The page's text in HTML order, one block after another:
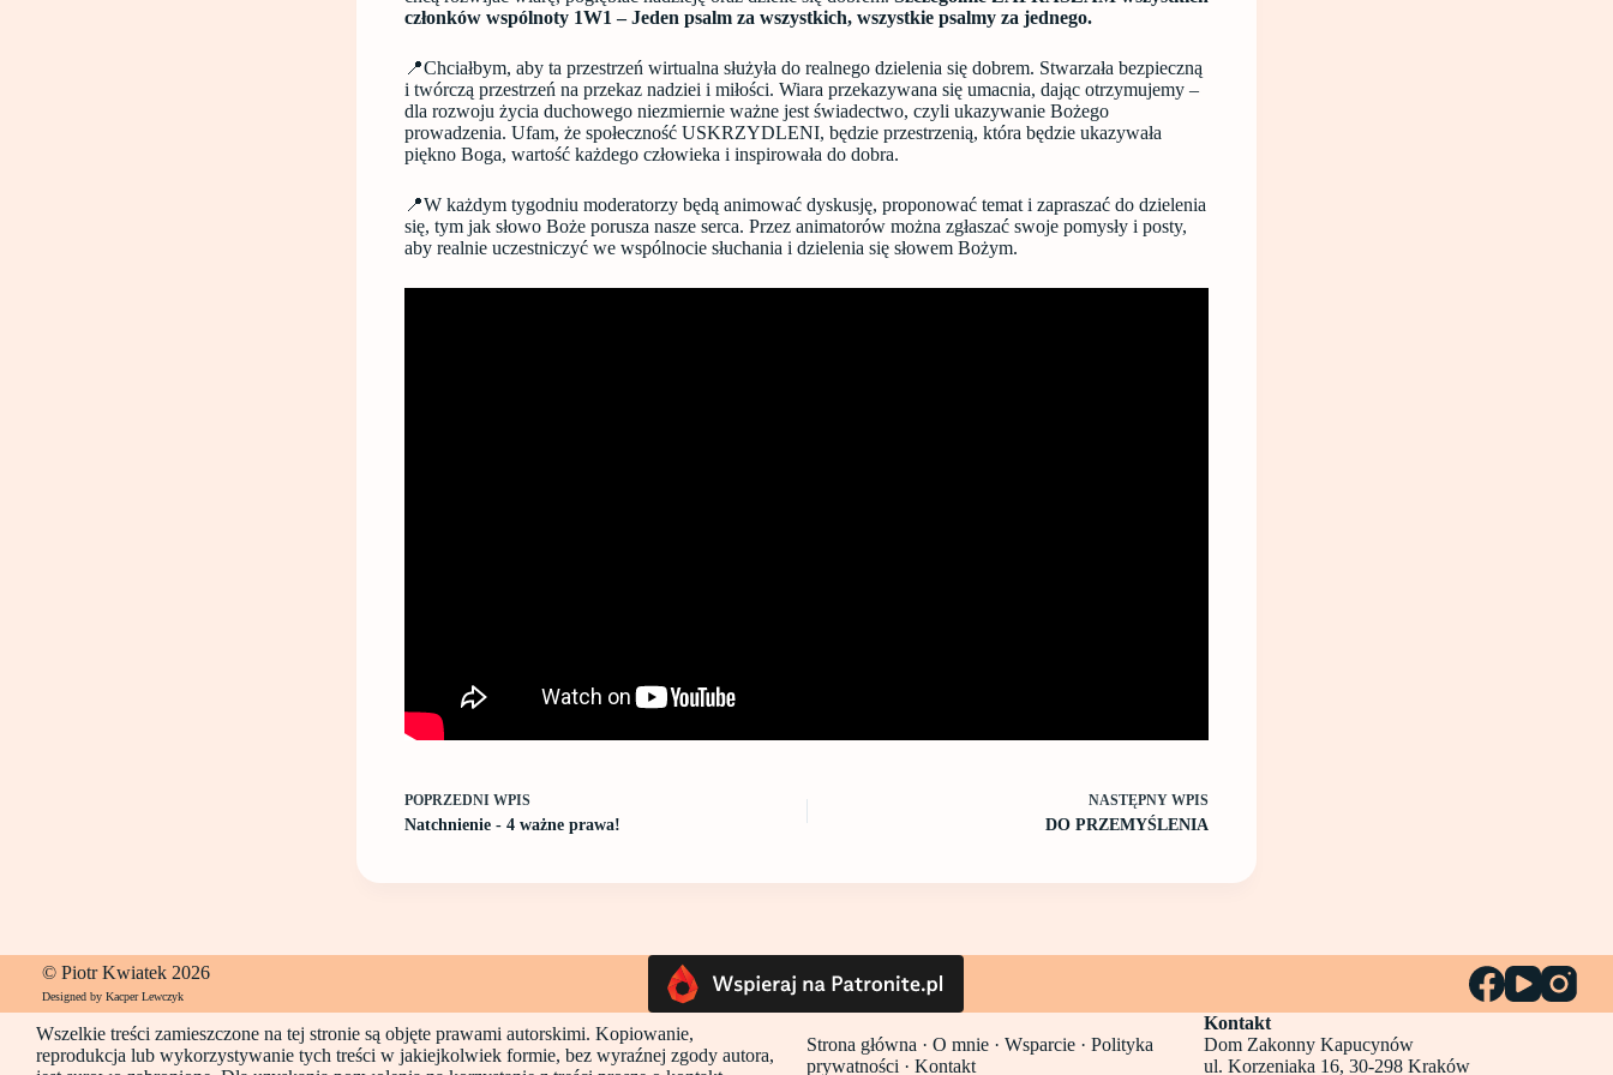
członków wspólnoty 1W1 – Jeden psalm za wszystkich, wszystkie psalmy za jednego.
📍Chciałbym, aby ta przestrzeń wirtualna służyła do realnego dzielenia się dobrem. Stwarzała bezpieczną
i twórczą przestrzeń na przekaz nadziei i miłości. Wiara przekazywana się umacnia, dając otrzymujemy –
dla rozwoju życia duchowego niezmiernie ważne jest świadectwo, czyli ukazywanie Bożego
prowadzenia. Ufam, że społeczność USKRZYDLENI, będzie przestrzenią, która będzie ukazywała
piękno Boga, wartość każdego człowieka i inspirowała do dobra.
📍W każdym tygodniu moderatorzy będą animować dyskusję, proponować temat i zapraszać do dzielenia
się, tym jak słowo Boże porusza nasze serca. Przez animatorów można zgłaszać swoje pomysły i posty,
aby realnie uczestniczyć we wspólnocie słuchania i dzielenia się słowem Bożym.
POPRZEDNI WPIS
Natchnienie - 4 ważne prawa!
NASTĘPNY WPIS
DO PRZEMYŚLENIA
© Piotr Kwiatek 2026
Designed by Kacper Lewczyk
Wszelkie treści zamieszczone na tej stronie są objęte prawami autorskimi. Kopiowanie,
reprodukcja lub wykorzystywanie tych treści w jakiejkolwiek formie, bez wyraźnej zgody autora,
Strona główna · O mnie · Wsparcie · Polityka
prywatności · Kontakt
Kontakt
Dom Zakonny Kapucynów
ul. Korzeniaka 16, 30-298 Kraków